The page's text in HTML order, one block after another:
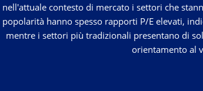
nell'attuale contesto di mercato i settori che
popolarità hanno spesso rapporti P/E elevati,
mentre i settori più tradizionali presentano di
orientamento al